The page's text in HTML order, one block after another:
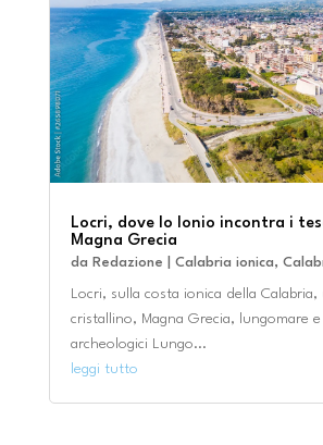
Locri, dove lo Ionio incontra i
Magna Grecia
da Redazione Calabria ionica,
Locri, sulla costa ionica della Calabria,
cristallino, Magna Grecia, lungomare
archeologici Lungo...
leggi tutto